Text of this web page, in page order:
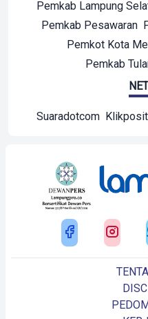
Pemkab Lampung
Pemkab Pesawaran
Pemkot Kota
Pemkab
Suaradotcom